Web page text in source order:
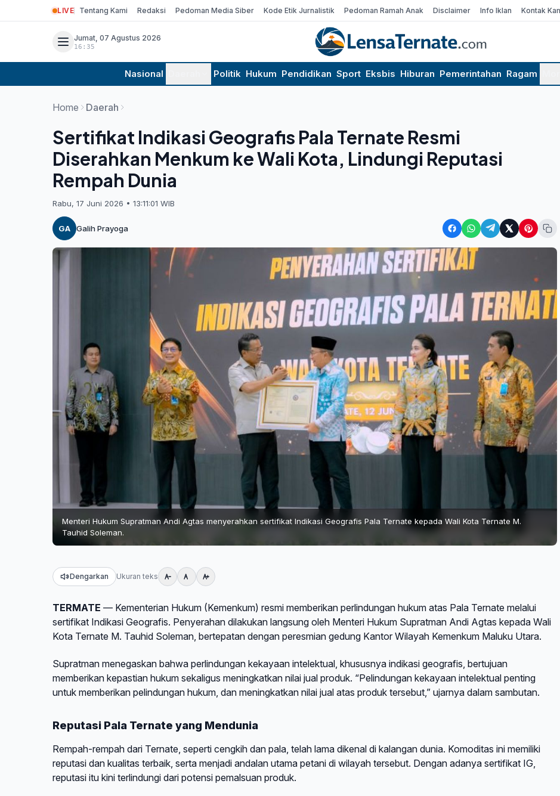
LIVE Tentang Kami Redaksi Pedoman Media Siber Kode Etik Jurnalistik Pedoman Ramah Anak Disclaimer Info Iklan Kontak
Jumat, 07 Agustus 2026
16:35
Nasional Politik Hukum Pendidikan Sport Eksbis Hiburan Pemerintahan Ragam
Home Daerah
Sertifikat Indikasi Geografis Pala Ternate Resmi
Diserahkan Menkum ke Wali Kota, Lindungi Reputasi
Rempah Dunia
Rabu, 17 Juni 2026 • 13:11:01 WIB
GA Galih Prayoga
Menteri Hukum Supratman Andi Agtas menyerahkan sertifikat Indikasi Geografis Pala Ternate kepada Wali Kota Ternate M.
Tauhid Soleman.
Dengarkan Ukuran teks
TERMATE — Kementerian Hukum (Kemenkum) resmi memberikan perlindungan hukum atas Pala Ternate melalui
sertifikat Indikasi Geografis. Penyerahan dilakukan langsung oleh Menteri Hukum Supratman Andi Agtas kepada Wali
Kota Ternate M. Tauhid Soleman, bertepatan dengan peresmian gedung Kantor Wilayah Kemenkum Maluku Utara.
Supratman menegaskan bahwa perlindungan kekayaan intelektual, khususnya indikasi geografis, bertujuan
memberikan kepastian hukum sekaligus meningkatkan nilai jual produk. “Pelindungan kekayaan intelektual penting
untuk memberikan pelindungan hukum, dan meningkatkan nilai jual atas produk tersebut,” ujarnya dalam sambutan.
Reputasi Pala Ternate yang Mendunia
Rempah-rempah dari Ternate, seperti cengkih dan pala, telah lama dikenal di kalangan dunia. Komoditas ini memiliki
reputasi dan kualitas terbaik, serta menjadi andalan utama petani di wilayah tersebut. Dengan adanya sertifikat IG,
reputasi itu kini terlindungi dari potensi pemalsuan produk.